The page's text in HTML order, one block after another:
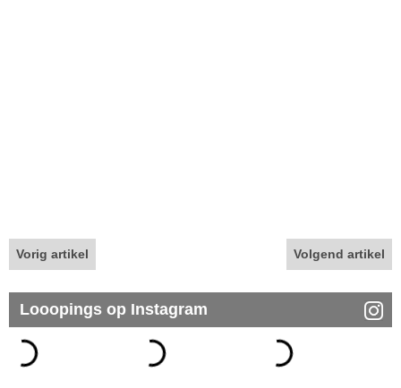
Vorig artikel Volgend artikel
Looopings op Instagram